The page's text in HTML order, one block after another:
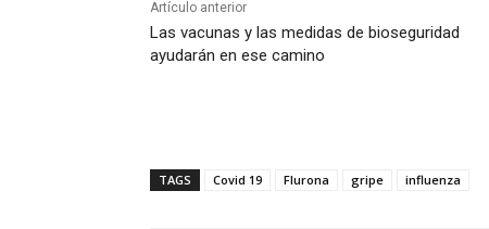
Artículo anterior
Las vacunas y las medidas de bioseguridad
ayudarán en ese camino
TAGS Covid 19 Flurona gripe influenza